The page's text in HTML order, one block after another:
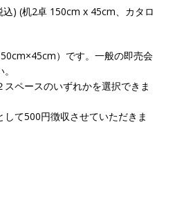
) (机2卓 150cm x 45cm、カタロ
）です。一般の即売会
ペースのいずれかを選択できま
て500円徴収させていただきま